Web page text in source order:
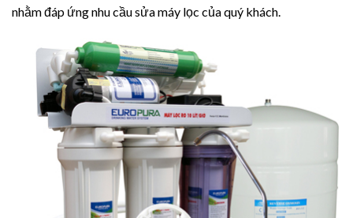
nhằm đáp ứng nhu cầu sửa máy lọc của quý khách.